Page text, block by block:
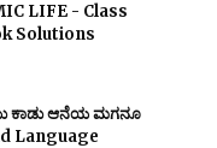
LIFE - Class
Solutions
ಕಾಡು ಆನೆಯ ಮಗನೂ
Language